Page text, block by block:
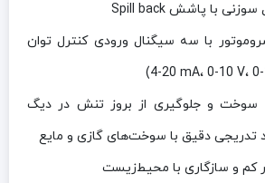
سوزنی با پاشش Spill back
با سه سیگنال ورودی کنترل توان
،0-10 V ،(4-20 mA
و جلوگیری از بروز تنش در دیگ
تدریجی دقیق با سوخت‌های گازی و مایع
کم و سازگاری با محیط‌زیست